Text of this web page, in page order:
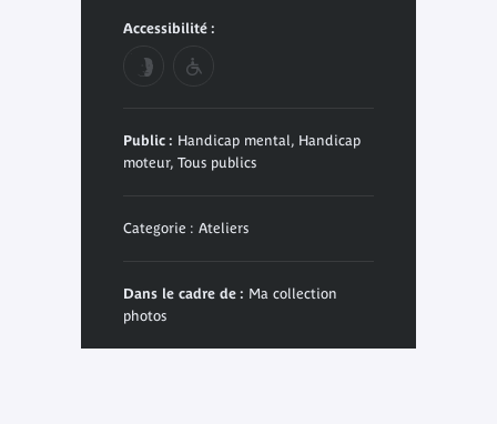
Accessibilité :
Public : Handicap mental, Handicap
moteur, Tous publics
Categorie : Ateliers
Dans le cadre de : Ma collection
photos